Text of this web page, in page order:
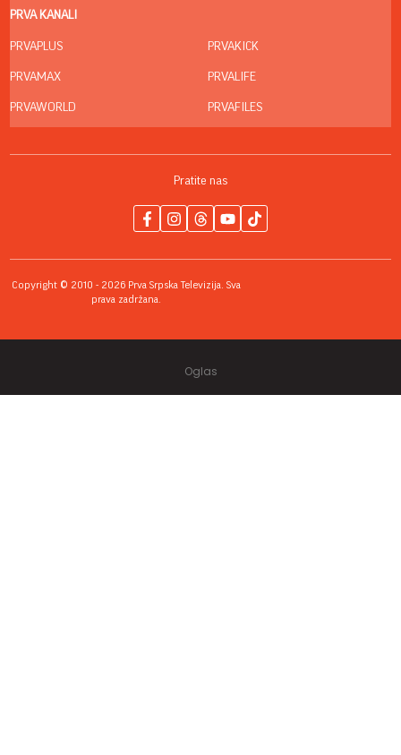
PRVA KANALI
PRVAPLUS
PRVAMAX
PRVAWORLD
PRVAKICK
PRVALIFE
PRVAFILES
Pratite nas
Copyright © 2010 - 2026 Prva Srpska Televizija. Sva
prava zadržana.